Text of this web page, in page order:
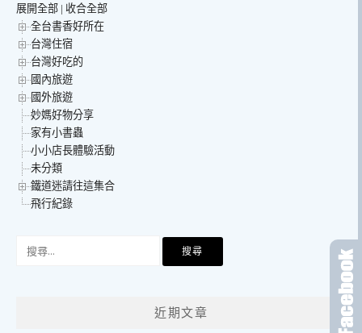
展開全部 | 收合全部
全台書香好所在
台灣住宿
台灣好吃的
國內旅遊
國外旅遊
妙媽好物分享
家有小書蟲
小小店長體驗活動
未分類
鐵道迷請往這集合
飛行紀錄
近期文章